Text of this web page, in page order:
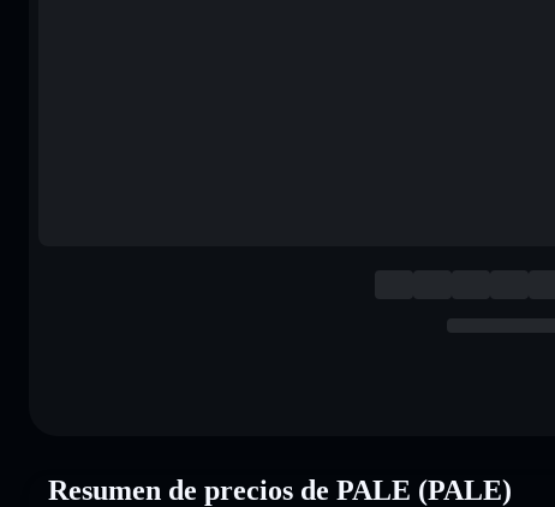
Resumen de precios de PALE (PALE)